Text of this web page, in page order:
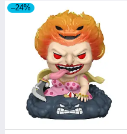
–24%